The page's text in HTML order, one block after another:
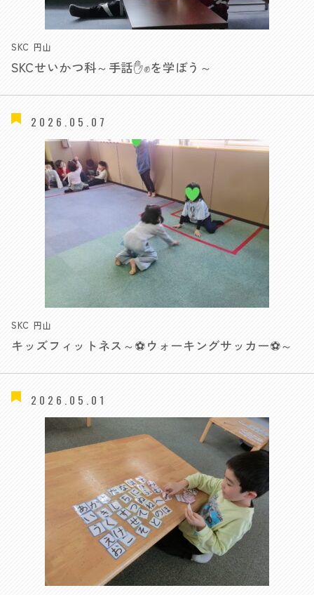
SKC 円山
SKCせいかつ科～手話✋✊を学ぼう～
2026.05.07
SKC 円山
キッズフィットネス～⚽ウォーキングサッカー⚽～
2026.05.01